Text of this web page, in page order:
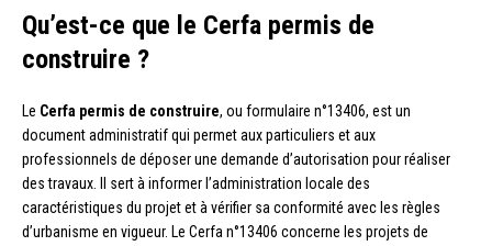
Qu’est-ce que le Cerfa permis de
construire ?
Le Cerfa permis de construire, ou formulaire n°13406, est un
document administratif qui permet aux particuliers et aux
professionnels de déposer une demande d’autorisation pour réaliser
des travaux. Il sert à informer l’administration locale des
caractéristiques du projet et à vérifier sa conformité avec les règles
d’urbanisme en vigueur. Le Cerfa n°13406 concerne les projets de